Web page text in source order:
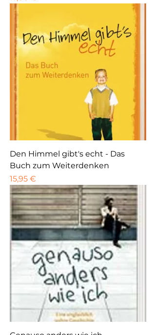
Den Himmel gibt's echt - Das
Buch zum Weiterdenken
Preis
15,95 €